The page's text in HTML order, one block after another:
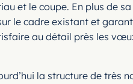
et le coupe. En plus de
le cadre existant et
au détail près les
la structure de très